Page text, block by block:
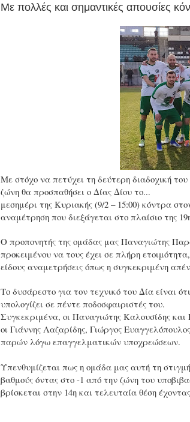
Με πολλές και σημαντικές απουσίες
Με στόχο να πετύχει τη δεύτερη διαδοχική
ζώνη θα προσπαθήσει ο Δίας Δίου το...
μεσημέρι της Κυριακής (9/2 – 15:00) κόντρα
αναμέτρηση που διεξάγεται στο πλαίσιο της
Ο προπονητής της ομάδας μας Παναγιώτης
προκειμένου να τους έχει σε πλήρη
είδους αναμετρήσεις όπως η συγκεκριμένη
Το δυσάρεστο για τον τεχνικό του Δία είναι
υπολογίζει σε πέντε ποδοσφαιριστές του.
Συγκεκριμένα, οι Παναγιώτης Καλουσίδης
οι Γιάννης Λαζαρίδης, Γιώργος
παρών λόγω επαγγελματικών υποχρεώσεων.
Υπενθυμίζεται πως η ομάδα μας αυτή τη
βαθμούς όντας στο -1 από την ζώνη του
βρίσκεται στην 14η και τελευταία θέση